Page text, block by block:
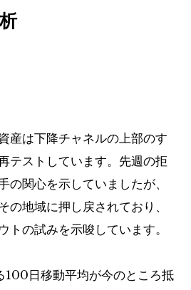
産は下降チャネルの上部のす
テストしています。先週の拒
の関心を示していましたが、
の地域に押し戻されており、
トの試みを示唆しています。
100日移動平均が今のところ抵